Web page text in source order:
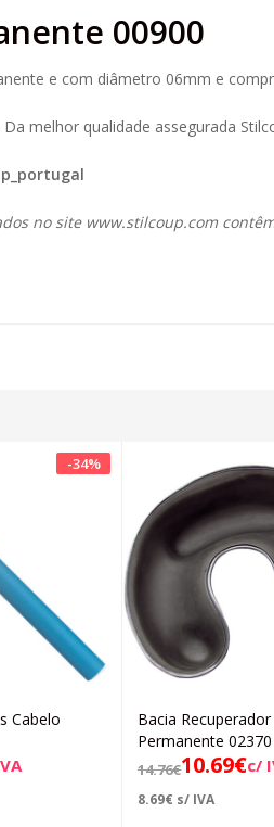
00900
e com diâmetro 06mm e
melhor qualidade assegurada
no site www.stilcoup.com
-34%
Cabelo
Bacia
Permanente 02370
14.76€10.69€c/
8.69€ s/ IVA